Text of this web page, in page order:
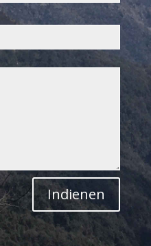
Indienen